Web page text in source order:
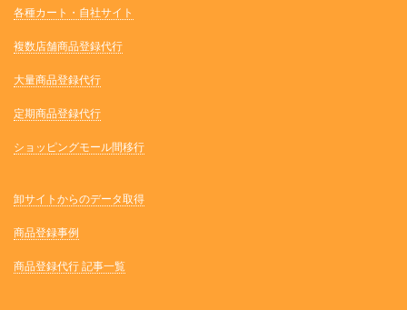
各種カート・自社サイト
複数店舗商品登録代行
大量商品登録代行
定期商品登録代行
ショッピングモール間移行
卸サイトからのデータ取得
商品登録事例
商品登録代行 記事一覧